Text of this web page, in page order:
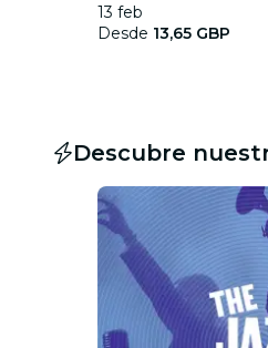
13 feb
Desde 13,65 GBP
Descubre